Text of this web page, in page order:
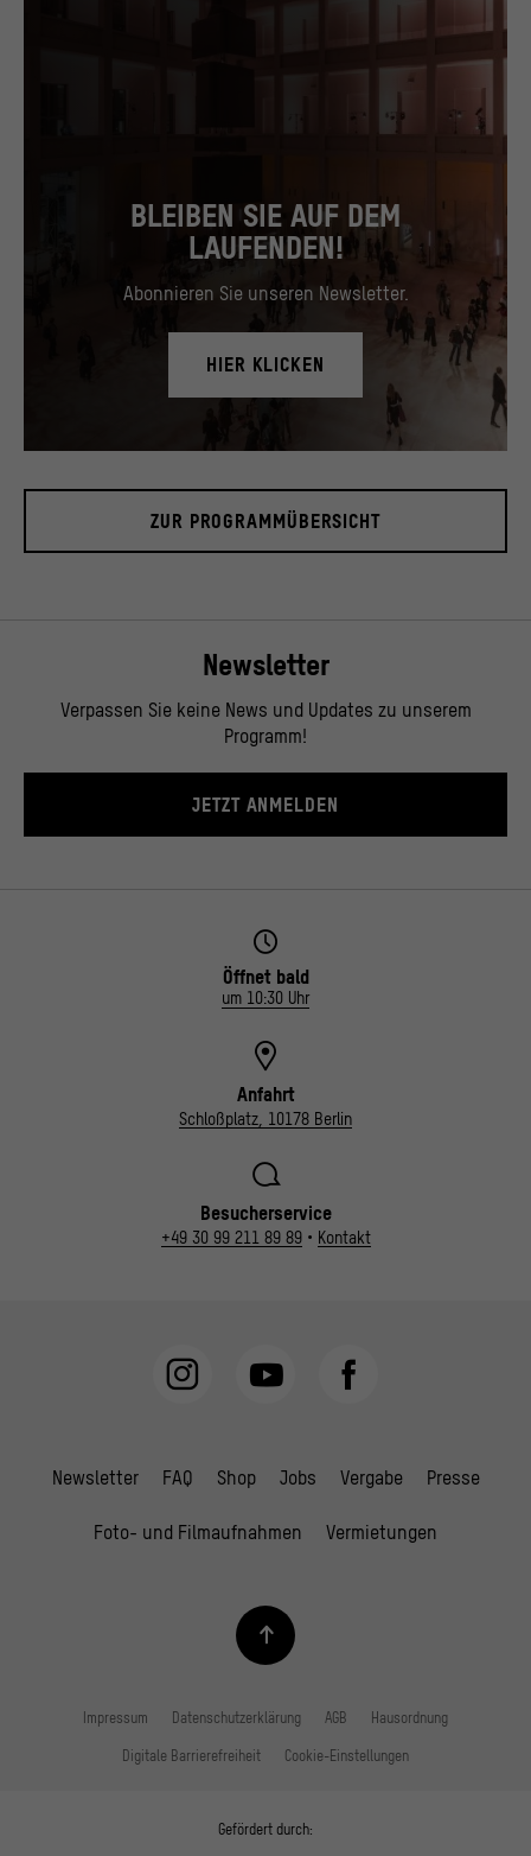
BLEIBEN SIE AUF DEM
LAUFENDEN!
Abonnieren Sie unseren Newsletter.
HIER KLICKEN
ZUR PROGRAMMÜBERSICHT
Newsletter
Verpassen Sie keine News und Updates zu unserem
Programm!
JETZT ANMELDEN
Öffnet bald
um 10:30 Uhr
Anfahrt
Schloßplatz, 10178 Berlin
Besucherservice
+49 30 99 211 89 89• Kontakt
Newsletter FAQ Shop Jobs Vergabe Presse
Foto- und Filmaufnahmen Vermietungen
Impressum Datenschutzerklärung AGB Hausordnung
Digitale Barrierefreiheit Cookie-Einstellungen
Gefördert durch: